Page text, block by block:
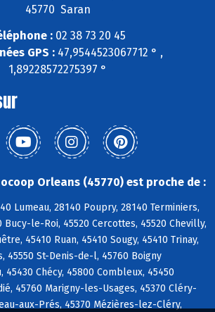
45770 Saran
:02 38 73 20 45
GPS : 47,9544523067712 ° ,
1,89228572275397 °
Orleans (45770) est proche de :
Lumeau, 28140 Poupry, 28140 Terminiers,
Bucy-le-Roi, 45520 Cercottes, 45520 Chevilly,
45410 Ruan, 45410 Sougy, 45410 Trinay,
45550 St-Denis-de-l, 45760 Boigny
45430 Chécy, 45800 Combleux, 45450
45760 Marigny-les-Usages, 45370 Cléry-
aux-Prés, 45370 Mézières-lez-Cléry,